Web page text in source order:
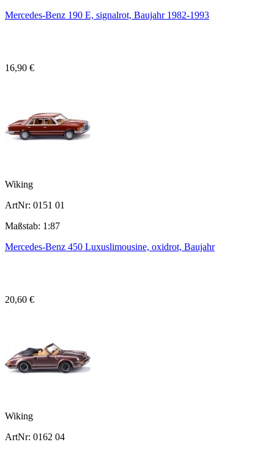
Mercedes-Benz 190 E, signalrot, Baujahr 1982-1993
16,90 €
Wiking
ArtNr: 0151 01
Maßstab: 1:87
Mercedes-Benz 450 Luxuslimousine, oxidrot, Baujahr
20,60 €
Wiking
ArtNr: 0162 04